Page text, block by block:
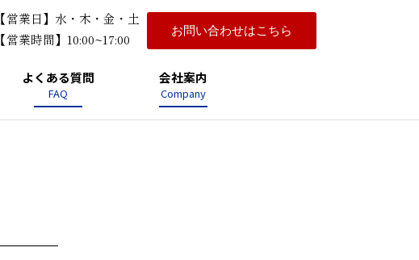
【営業日】水・木・金・土
【営業時間】10:00~17:00
お問い合わせはこちら
よくある質問
FAQ
会社案内
Company